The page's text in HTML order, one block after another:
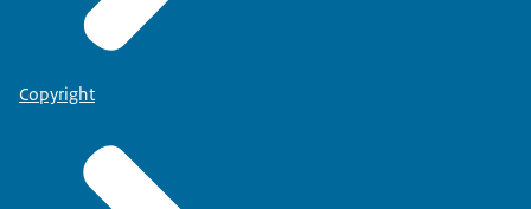
Copyright